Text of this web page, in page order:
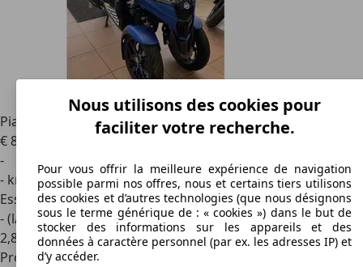
Piaggio MP3 310Model S
€ 8 129
-
- km
Essence
- (l/100 km)
2,8
Professionnel
Nous utilisons des cookies pour
faciliter votre recherche.
Pour vous offrir la meilleure expérience de navigation
possible parmi nos offres, nous et certains tiers utilisons
des cookies et d’autres technologies (que nous désignons
sous le terme générique de : « cookies ») dans le but de
stocker des informations sur les appareils et des
données à caractère personnel (par ex. les adresses IP) et
d’y accéder.